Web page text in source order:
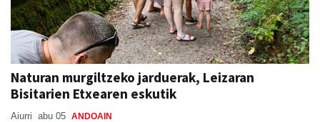
Naturan murgiltzeko jarduerak, Leizaran
Bisitarien Etxearen eskutik
Aiurri abu 05 ANDOAIN